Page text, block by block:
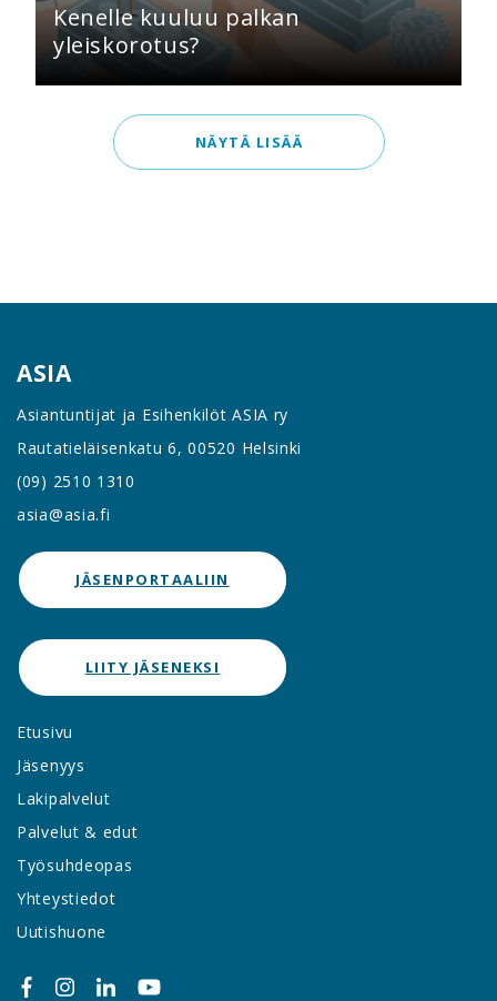
Kenelle kuuluu palkan
yleiskorotus?
NÄYTÄ LISÄÄ
ASIA
Asiantuntijat ja Esihenkilöt ASIA ry
Rautatieläisenkatu 6, 00520 Helsinki
(09) 2510 1310
asia@asia.fi
JÄSENPORTAALIIN
LIITY JÄSENEKSI
Etusivu
Jäsenyys
Lakipalvelut
Palvelut & edut
Työsuhdeopas
Yhteystiedot
Uutishuone